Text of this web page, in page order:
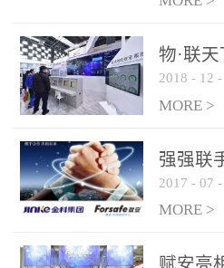
力和闲难，同时也将造成
巨大的经济损失和社会影
响，基至还会造成人员伤
亡。图像型火灾探测器正
是针对这种高大空间建筑
物的消防设施、设备通过
现场图像的实时获取、预
处理和特征提取分析，实
现火焰的跟踪和识别。能
物·联
赋安
满落幕
2018 - 12 -
MORE >
强强联
集团达
2017 - 07 -
MORE >